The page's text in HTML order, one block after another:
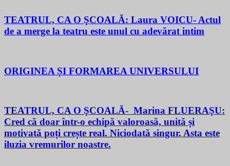
TEATRUL, CA O ŞCOALĂ: Laura VOICU- Actul
de a merge la teatru este unul cu adevărat intim
ORIGINEA ȘI FORMAREA UNIVERSULUI
TEATRUL, CA O ŞCOALĂ- Marina FLUERAŞU:
Cred că doar într-o echipă valoroasă, unită și
motivată poți crește real. Niciodată singur. Asta este
iluzia vremurilor noastre.